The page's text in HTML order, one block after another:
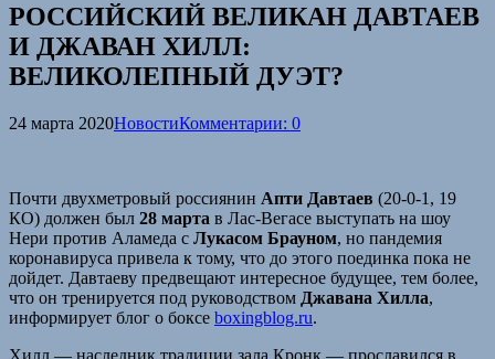
РОССИЙСКИЙ ВЕЛИКАН ДАВТАЕВ
И ДЖАВАН ХИЛЛ:
ВЕЛИКОЛЕПНЫЙ ДУЭТ?
24 марта 2020НовостиКомментарии: 0
Почти двухметровый россиянин Апти Давтаев (20-0-1, 19
КО) должен был 28 марта в Лас-Вегасе выступать на шоу
Нери против Аламеда с Лукасом Брауном, но пандемия
коронавируса привела к тому, что до этого поединка пока не
дойдет. Давтаеву предвещают интересное будущее, тем более,
что он тренируется под руководством Джавана Хилла,
информирует блог о боксе boxingblog.ru.
Хилл — наследник традиции зала Кронк — прославился в